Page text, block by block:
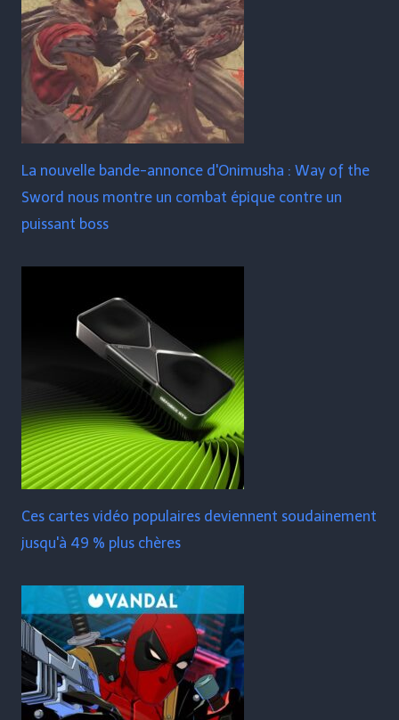
La nouvelle bande-annonce d'Onimusha : Way of the
Sword nous montre un combat épique contre un
puissant boss
Ces cartes vidéo populaires deviennent soudainement
jusqu'à 49 % plus chères